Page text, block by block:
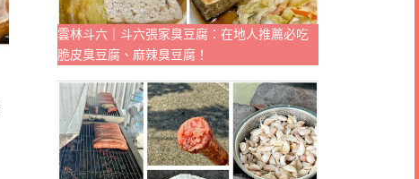
雲林斗六｜斗六張家臭豆腐：在地人推薦必吃
脆皮臭豆腐、麻辣臭豆腐！